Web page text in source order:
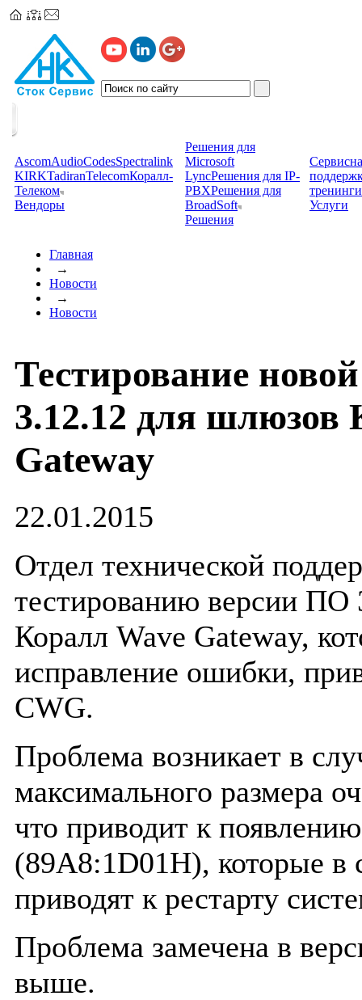
AscomAudioCodesSpectralink
KIRKTadiranTelecomКоралл-
Телеком
Вендоры
Решения для
Microsoft
LyncРешения для IP-
PBXРешения для
BroadSoft
Решения
тренинги
Услуги
Главная
→
Новости
→
Новости
Тестирование
3.12.12 для шлюзов
Gateway
22.01.2015
Отдел технической
тестированию версии
Коралл Wave Gateway,
исправление ошибки,
CWG.
Проблема возникает в
максимального размера
что приводит к
(89A8:1D01H), которые в
приводят к рестарту
Проблема замечена в
выше.